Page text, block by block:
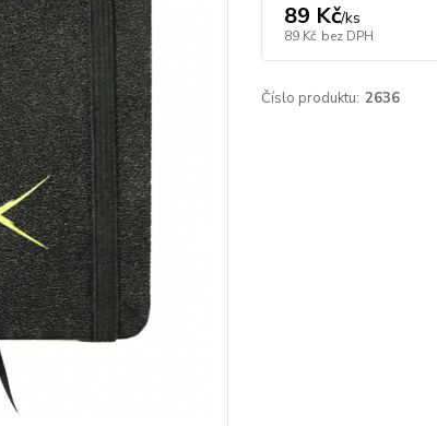
89 Kč/ks
89 Kč bez DPH
Číslo produktu: 2636